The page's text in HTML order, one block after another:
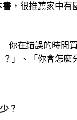
，很推薦家中
你在錯誤的時
」、「你會怎麼
？